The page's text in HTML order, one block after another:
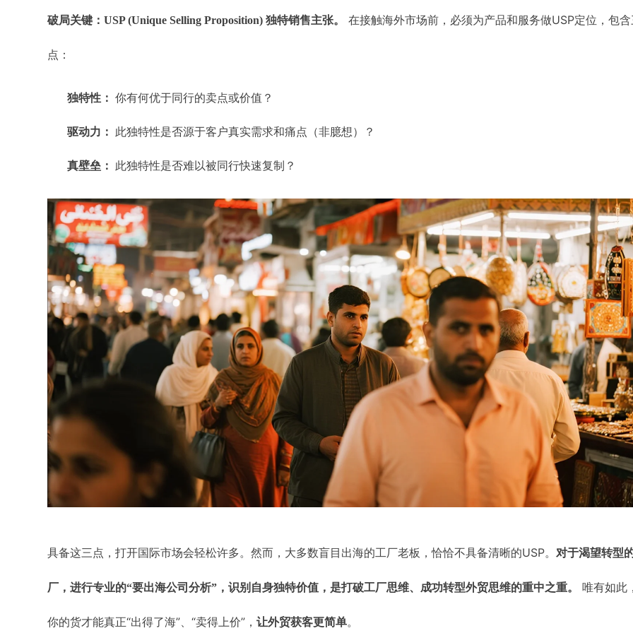
破局关键：USP (Unique Selling Proposition) 独特销售主张。 在接触海外市场前，必须为产品和服务做USP定位，包
点：
独特性： 你有何优于同行的卖点或价值？
驱动力： 此独特性是否源于客户真实需求和痛点（非臆想）？
真壁垒： 此独特性是否难以被同行快速复制？
具备这三点，打开国际市场会轻松许多。然而，大多数盲目出海的工厂老板，恰恰不具备清晰的USP。 对于渴望转型
厂，进行专业的“要出海公司分析”，识别自身独特价值，是打破工厂思维、成功转型外贸思维的重中之重。 唯有如此
你的货才能真正“出得了海”、“卖得上价”，让外贸获客更简单。